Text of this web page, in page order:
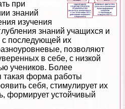
при
знаний
изучения
знаний учащихся и
последующей их
позволяют
в себе, с низкой
учеников. Более
такая форма работы
себя, стимулирует их
формирует устойчивый